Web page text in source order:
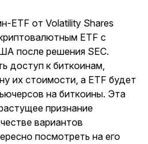
ETF от Volatility Shares
ETF с
после решения SEC.
доступ к биткоинам,
их стоимости, а ETF будет
на биткоины. Эта
признание
вариантов
посмотреть на его